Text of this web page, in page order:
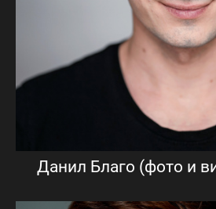
Данил Благо (фото и